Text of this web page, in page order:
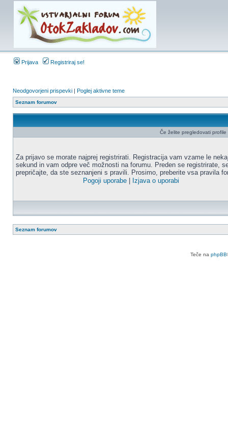
Prijava Registriraj se!
Neodgovorjeni prispevki | Poglej aktivne teme
Seznam forumov
Če želite pregledovati
Za prijavo se morate najprej registrirati. Registracija vam vzame le
sekund in vam odpre več možnosti na forumu. Preden se registrirate,
prepričajte, da ste seznanjeni s pravili. Prosimo, preberite vsa pravila
Pogoji uporabe
Izjava o uporabi
Seznam forumov
Teče na phpBB